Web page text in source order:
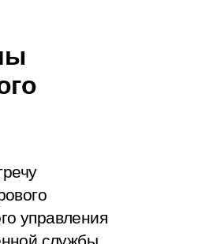
управления